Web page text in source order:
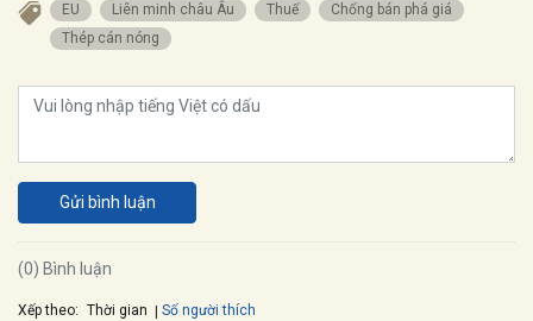
EU Liên minh châu Âu Thuế
Chống bán phá giá
Thép cán nóng
Gửi bình luận
(0) Bình luận
Xếp theo: Thời gian Số người thích